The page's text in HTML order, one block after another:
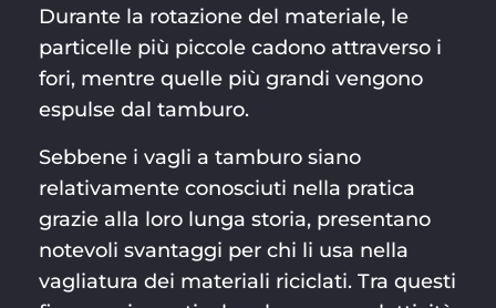
Durante la rotazione del materiale, le
particelle più piccole cadono attraverso i
fori, mentre quelle più grandi vengono
espulse dal tamburo.
Sebbene i vagli a tamburo siano
relativamente conosciuti nella pratica
grazie alla loro lunga storia, presentano
notevoli svantaggi per chi li usa nella
vagliatura dei materiali riciclati. Tra questi